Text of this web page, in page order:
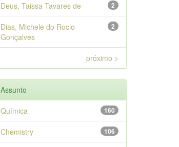
2
Deus, Taissa Tavares de
2
Dias, Michele do Rocio
Gonçalves
próximo >
Assunto
160
Química
106
Chemistry